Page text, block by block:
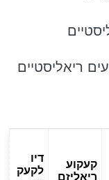
ריאליסטיים
קעקוע
ריאליזם
דיו
לקעק